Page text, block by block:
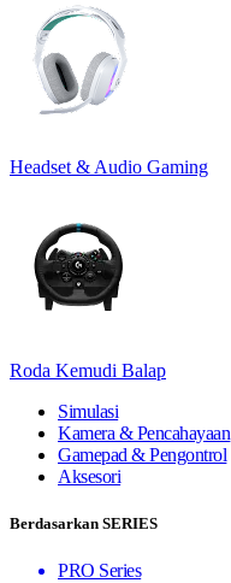
Headset & Audio Gaming
Roda Kemudi Balap
Simulasi
Kamera & Pencahayaan
Gamepad & Pengontrol
Aksesori
Berdasarkan SERIES
PRO Series